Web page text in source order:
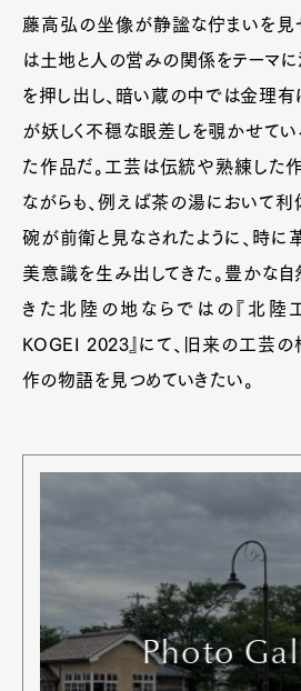
藤高弘の坐像が静謐な佇まいを見
は土地と人の営みの関係をテーマ
を押し出し、暗い蔵の中では金理有
が妖しく不穏な眼差しを覗かせてい
た作品だ。工芸は伝統や熟練した
ながらも、例えば茶の湯において利
碗が前衛と見なされたように、時に
美意識を生み出してきた。豊かな
きた北陸の地ならではの『北
KOGEI 2023』にて、旧来の工芸
作の物語を見つめていきたい。
Photo